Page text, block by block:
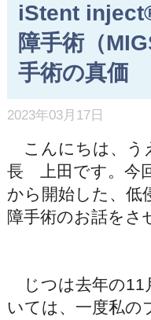
iStent
障手術（
手術の真価
2023年03月17日
こんにちは、う
長 上田です。今
から開始した、低
障手術のお話をさ
じつは去年の11
いては、一度私の